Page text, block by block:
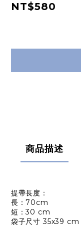
NT$580
商品描述
提帶長度：
長：70cm
短：30 cm
袋子尺寸 35x39 cm